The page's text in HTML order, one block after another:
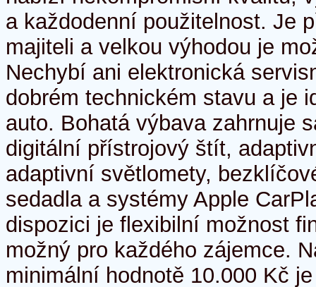
a každodenní použitelnost. Je
majiteli a velkou výhodou je
Nechybí ani elektronická
dobrém technickém stavu a je
auto. Bohatá výbava zahrnuje
digitální přístrojový štít,
adaptivní světlomety,
sedadla a systémy Apple
dispozici je flexibilní možnost
možný pro každého zájemce.
minimální hodnotě 10.000 Kč